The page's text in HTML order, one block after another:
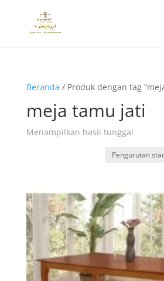
Beranda / Produk dengan tag
meja tamu jati
Menampilkan hasil tunggal